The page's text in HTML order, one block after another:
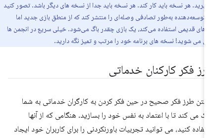
هر نسخه باید کار کند. هر نسخه باید جدا از نسخه های دیگر باشد. تصور کنید
توسعه‌دهنده به‌طور تصادفی وصله‌ای را منتشر کند که از منطق بازی جدید اما
قدیمی استفاده می‌کند، یک بازی چقدر باگ می‌شود. خیلی سریع در انجمن ها
می شوید! نسخه های برنامه خود را مرتب و تمیز نگه دارید.
فکر کارکنان خدماتی
طرز فکر صحیح در حین فکر کردن به کارگران خدماتی به شما
می کند تا با اعتماد به نفس خود را بسازید. هنگامی که از آنها
کنید، می توانید تجربیات باورنکردنی را برای کاربران خود ایجاد